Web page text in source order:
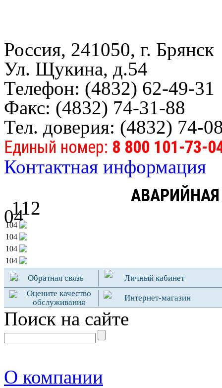
Россия, 241050, г. Брянск
Ул. Щукина, д.54
Телефон: (4832) 62-49-31
Факс: (4832) 74-31-88
Тел. доверия: (4832) 74-
Единый номер: 8 800 101-73-
Контактная информация
04
112
104
104
104
104
Обратная связь
Личный кабинет
Оцените качество
обслуживания
Интернет-магазин
Поиск на сайте
О компании